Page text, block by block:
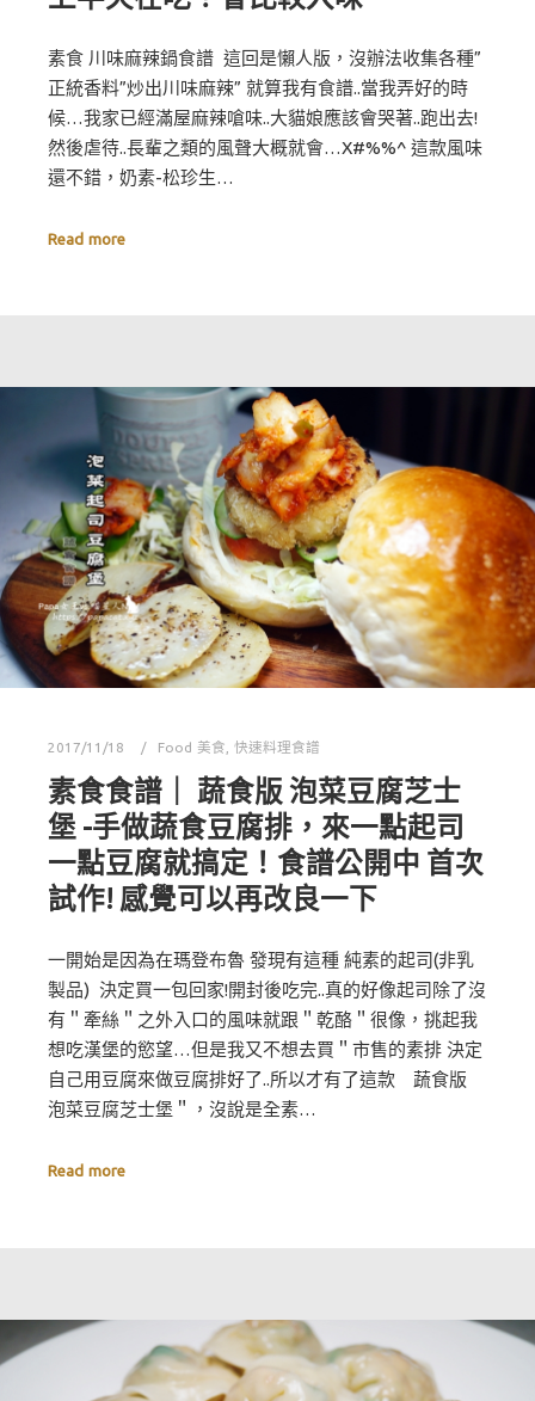
素食 川味麻辣鍋食譜 這回是懶人版，沒辦法收集各種”
正統香料”炒出川味麻辣” 就算我有食譜..當我弄好的時
候…我家已經滿屋麻辣嗆味..大貓娘應該會哭著..跑出去!
然後虐待..長輩之類的風聲大概就會…X#%%^ 這款風味
還不錯，奶素-松珍生…
Read more
2017/11/18 Food 美食 快速料理食譜
素食食譜｜ 蔬食版 泡菜豆腐芝士
堡 -手做蔬食豆腐排，來一點起司
一點豆腐就搞定！食譜公開中 首次
試作! 感覺可以再改良一下
一開始是因為在瑪登布魯 發現有這種 純素的起司(非乳
製品) 決定買一包回家!開封後吃完..真的好像起司除了沒
有＂牽絲＂之外入口的風味就跟＂乾酪＂很像，挑起我
想吃漢堡的慾望…但是我又不想去買＂市售的素排 決定
自己用豆腐來做豆腐排好了..所以才有了這款 蔬食版
泡菜豆腐芝士堡＂，沒說是全素…
Read more